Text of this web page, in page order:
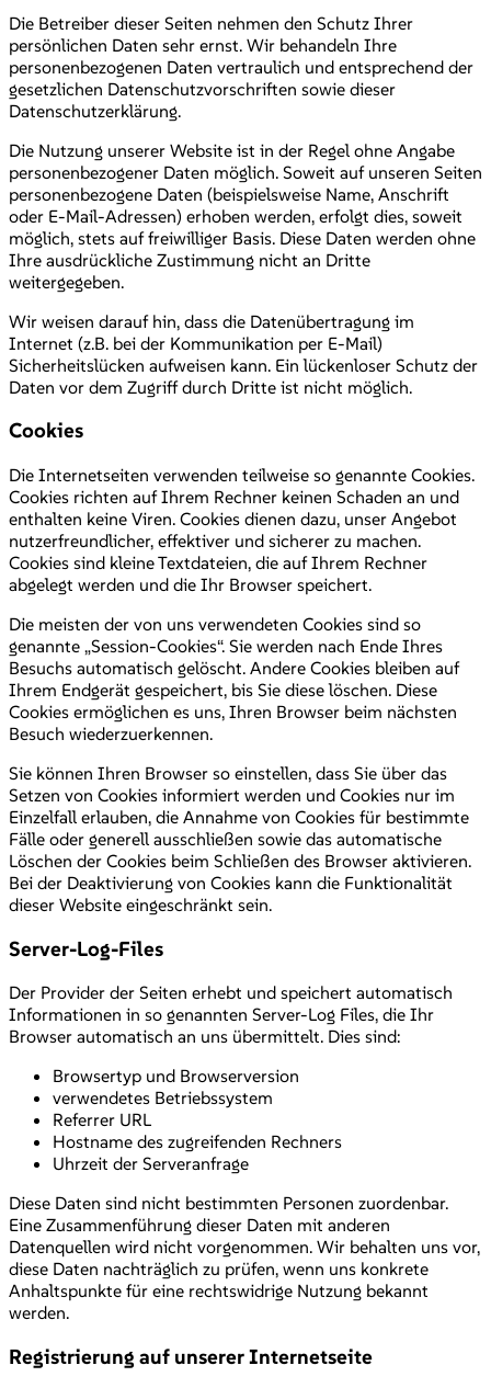
Die Betreiber dieser Seiten nehmen den Schutz Ihrer
persönlichen Daten sehr ernst. Wir behandeln Ihre
personenbezogenen Daten vertraulich und entsprechend der
gesetzlichen Datenschutzvorschriften sowie dieser
Datenschutzerklärung.
Die Nutzung unserer Website ist in der Regel ohne Angabe
personenbezogener Daten möglich. Soweit auf unseren Seiten
personenbezogene Daten (beispielsweise Name, Anschrift
oder E-Mail-Adressen) erhoben werden, erfolgt dies, soweit
möglich, stets auf freiwilliger Basis. Diese Daten werden ohne
Ihre ausdrückliche Zustimmung nicht an Dritte
weitergegeben.
Wir weisen darauf hin, dass die Datenübertragung im
Internet (z.B. bei der Kommunikation per E-Mail)
Sicherheitslücken aufweisen kann. Ein lückenloser Schutz der
Daten vor dem Zugriff durch Dritte ist nicht möglich.
Cookies
Die Internetseiten verwenden teilweise so genannte Cookies.
Cookies richten auf Ihrem Rechner keinen Schaden an und
enthalten keine Viren. Cookies dienen dazu, unser Angebot
nutzerfreundlicher, effektiver und sicherer zu machen.
Cookies sind kleine Textdateien, die auf Ihrem Rechner
abgelegt werden und die Ihr Browser speichert.
Die meisten der von uns verwendeten Cookies sind so
genannte „Session-Cookies“. Sie werden nach Ende Ihres
Besuchs automatisch gelöscht. Andere Cookies bleiben auf
Ihrem Endgerät gespeichert, bis Sie diese löschen. Diese
Cookies ermöglichen es uns, Ihren Browser beim nächsten
Besuch wiederzuerkennen.
Sie können Ihren Browser so einstellen, dass Sie über das
Setzen von Cookies informiert werden und Cookies nur im
Einzelfall erlauben, die Annahme von Cookies für bestimmte
Fälle oder generell ausschließen sowie das automatische
Löschen der Cookies beim Schließen des Browser aktivieren.
Bei der Deaktivierung von Cookies kann die Funktionalität
dieser Website eingeschränkt sein.
Server-Log-Files
Der Provider der Seiten erhebt und speichert automatisch
Informationen in so genannten Server-Log Files, die Ihr
Browser automatisch an uns übermittelt. Dies sind:
Browsertyp und Browserversion
verwendetes Betriebssystem
Referrer URL
Hostname des zugreifenden Rechners
Uhrzeit der Serveranfrage
Diese Daten sind nicht bestimmten Personen zuordenbar.
Eine Zusammenführung dieser Daten mit anderen
Datenquellen wird nicht vorgenommen. Wir behalten uns vor,
diese Daten nachträglich zu prüfen, wenn uns konkrete
Anhaltspunkte für eine rechtswidrige Nutzung bekannt
werden.
Registrierung auf unserer Internetseite